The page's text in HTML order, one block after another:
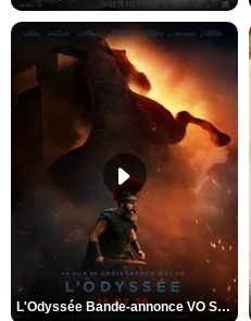
L'Odyssée Bande-annonce VO STFR